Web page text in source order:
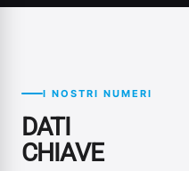
I NOSTRI NUMERI
DATI
CHIAVE